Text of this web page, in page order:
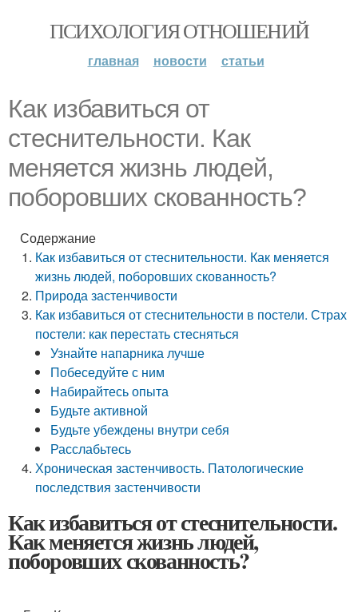
ПСИХОЛОГИЯ ОТНОШЕНИЙ
главная новости статьи
Как избавиться от
стеснительности. Как
меняется жизнь людей,
поборовших скованность?
Содержание
Как избавиться от стеснительности. Как меняется
жизнь людей, поборовших скованность?
Природа застенчивости
Как избавиться от стеснительности в постели. Страх
постели: как перестать стесняться
Узнайте напарника лучше
Побеседуйте с ним
Набирайтесь опыта
Будьте активной
Будьте убеждены внутри себя
Расслабьтесь
Хроническая застенчивость. Патологические
последствия застенчивости
Как избавиться от стеснительности.
Как меняется жизнь людей,
поборовших скованность?